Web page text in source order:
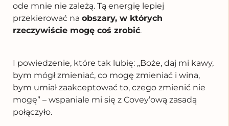
ode mnie nie zależą. Tą energię lepiej
przekierować na obszary, w których
rzeczywiście mogę coś zrobić.
I powiedzenie, które tak lubię: „Boże, daj mi kawy,
bym mógł zmieniać, co mogę zmieniać i wina,
bym umiał zaakceptować to, czego zmienić nie
mogę” – wspaniale mi się z Covey’ową zasadą
połączyło.